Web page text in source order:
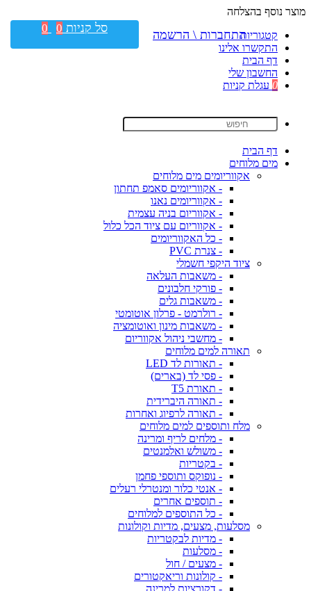
מוצר נוסף בהצלחה
קטגוריות
התקשרו אלינו
דף הבית
החשבון שלי
0 עגלת קניות
דף הבית
מים מלוחים
אקווריומים מים מלוחים
- אקווריומים סאמפ תחתון
- אקווריומים נאנו
- אקווריום בניה עצמית
- אקווריום עם ציוד הכל כלול
- כל האקווריומים
- צנרת PVC
ציוד היקפי חשמלי
- משאבות העלאה
- פורקי חלבונים
- משאבות גלים
- רולרמט - פרלון אוטומטי
- משאבות מינון ואוטומציה
- מחשבי ניהול אקווריום
תאורה למים מלוחים
- תאורות לד LED
- פסי לד (בארים)
- תאורת T5
- תאורה היברידית
- תאורה לרפיוג ואחרות
מלח ותוספים למים מלוחים
- מלחים לריף ומרינה
- משולש ואלמנטים
- בקטריות
- נופוקס ותוספי פחמן
- אנטי כלור ומנטרלי רעלים
- תוספים אחרים
- כל התוספים למלוחים
מסלעות, מצעים, מדיות וקולונות
- מדיות לבקטריות
- מסלעות
- מצעים / חול
- קולונות וריאקטורים
- דקורציות למרינה
התחברות \ הרשמה סל קניות 0
0